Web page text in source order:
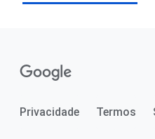
Privacidade Termos